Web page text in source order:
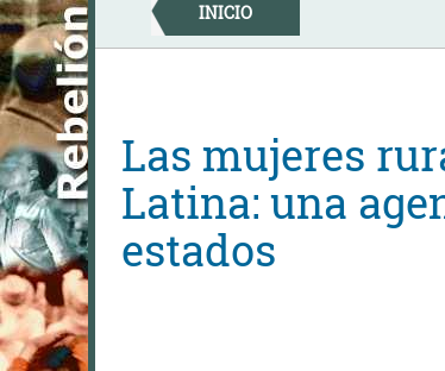
Skip
to
content
INICIO
Las mujeres
Latina: una
estados